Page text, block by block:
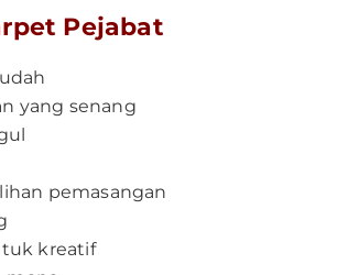
Pejabat
yang senang
pemasangan
kreatif